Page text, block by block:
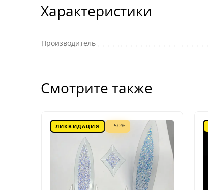
Характеристики
Производитель
Смотрите также
ЛИКВИДАЦИЯ - 50%